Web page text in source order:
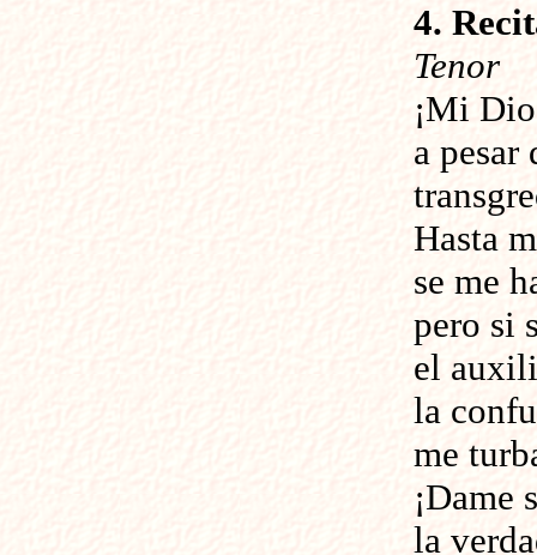
4.
Tenor
¡Mi
a pesar
Hasta
se me
pero si
el
la
me
¡Dame
la